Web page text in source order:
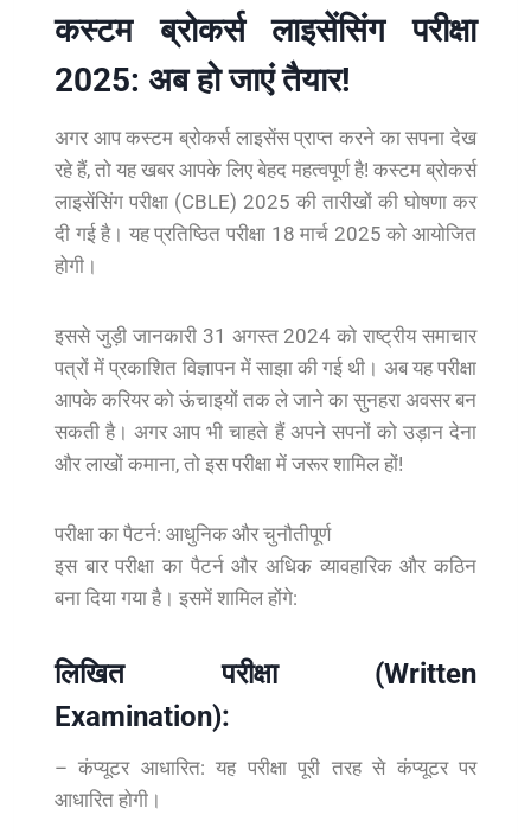
कस्टम ब्रोकर्स लाइसेंसिंग परीक्षा
2025: अब हो जाएं तैयार!
अगर आप कस्टम ब्रोकर्स लाइसेंस प्राप्त करने का सपना देख
रहे हैं, तो यह खबर आपके लिए बेहद महत्वपूर्ण है! कस्टम ब्रोकर्स
लाइसेंसिंग परीक्षा (CBLE) 2025 की तारीखों की घोषणा कर
दी गई है। यह प्रतिष्ठित परीक्षा 18 मार्च 2025 को आयोजित
होगी।
इससे जुड़ी जानकारी 31 अगस्त 2024 को राष्ट्रीय समाचार
पत्रों में प्रकाशित विज्ञापन में साझा की गई थी। अब यह परीक्षा
आपके करियर को ऊंचाइयों तक ले जाने का सुनहरा अवसर बन
सकती है। अगर आप भी चाहते हैं अपने सपनों को उड़ान देना
और लाखों कमाना, तो इस परीक्षा में जरूर शामिल हों!
परीक्षा का पैटर्न: आधुनिक और चुनौतीपूर्ण
इस बार परीक्षा का पैटर्न और अधिक व्यावहारिक और कठिन
बना दिया गया है। इसमें शामिल होंगे:
लिखित परीक्षा (Written
Examination):
– कंप्यूटर आधारित: यह परीक्षा पूरी तरह से कंप्यूटर पर
आधारित होगी।